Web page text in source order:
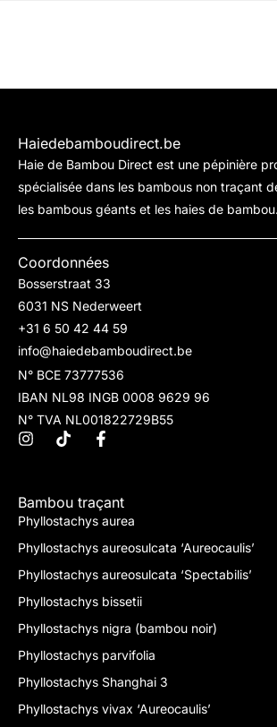
Haiedebamboudirect.be
Haie de Bambou Direct est une pépinière
spécialisée dans les bambous non traçant
les bambous géants et les haies de bambou.
Coordonnées
Bosserstraat 33
6031 NS Nederweert
+31 6 50 42 44 59
info@haiedebamboudirect.be
N° BCE 73777536
IBAN NL98 INGB 0008 9629 96
N° TVA NL001822729B55
Bambou traçant
Phyllostachys aurea
Phyllostachys aureosulcata ‘Aureocaulis’
Phyllostachys aureosulcata ‘Spectabilis’
Phyllostachys bissetii
Phyllostachys nigra (bambou noir)
Phyllostachys parvifolia
Phyllostachys Shanghai 3
Phyllostachys vivax ‘Aureocaulis’